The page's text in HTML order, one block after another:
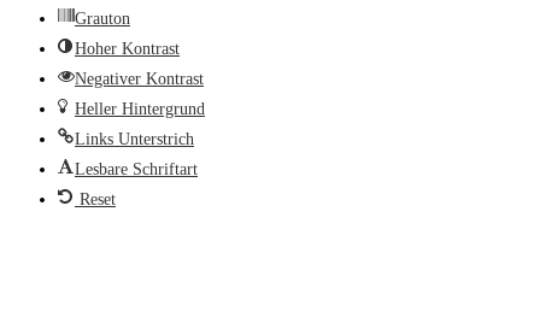
Grauton
Hoher Kontrast
Negativer Kontrast
Heller Hintergrund
Links Unterstrich
Lesbare Schriftart
Reset